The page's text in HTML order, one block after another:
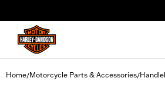
Home/Motorcycle Parts & Accessories/